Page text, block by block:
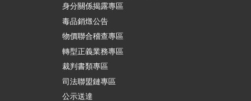
身分關係揭露專區
毒品銷燬公告
物價聯合稽查專區
轉型正義業務專區
裁判書類專區
司法聯盟鏈專區
公示送達